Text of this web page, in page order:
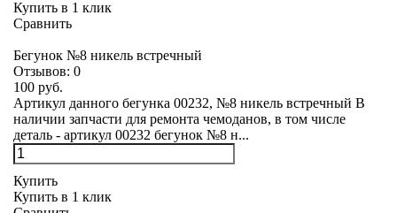
Купить в 1 клик
Сравнить
Бегунок №8 никель встречный
Отзывов: 0
100 руб.
Артикул данного бегунка 00232, №8 никель встречный В
наличии запчасти для ремонта чемоданов, в том числе
деталь - артикул 00232 бегунок №8 н...
Купить
Купить в 1 клик